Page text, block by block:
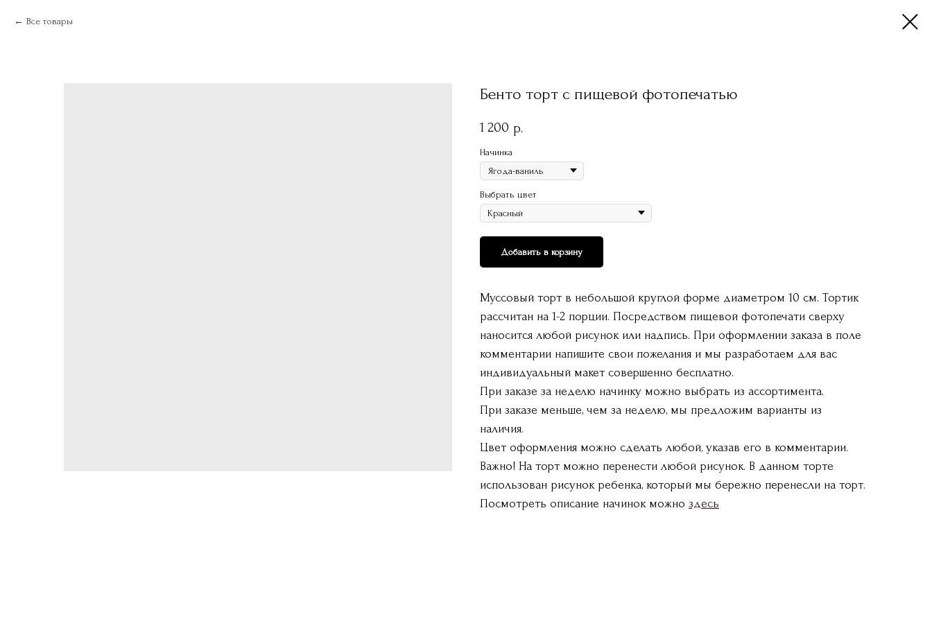
Все товары
Бенто торт с пищевой фотопечатью
1 200 р.
Начинка
Выбрать цвет
Добавить в корзину
Муссовый торт в небольшой круглой форме диаметром 10 см. Тортик
рассчитан на 1-2 порции. Посредством пищевой фотопечати сверху
наносится любой рисунок или надпись. При оформлении заказа в поле
комментарии напишите свои пожелания и мы разработаем для вас
индивидуальный макет совершенно бесплатно.
При заказе за неделю начинку можно выбрать из ассортимента.
При заказе меньше, чем за неделю, мы предложим варианты из
наличия.
Цвет оформления можно сделать любой, указав его в комментарии.
Важно! На торт можно перенести любой рисунок. В данном торте
использован рисунок ребенка, который мы бережно перенесли на торт.
Посмотреть описание начинок можно здесь